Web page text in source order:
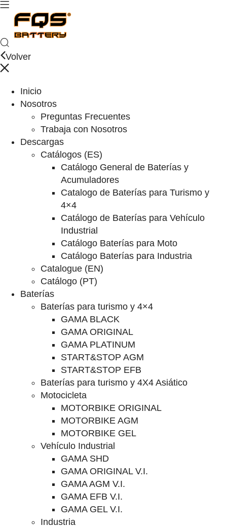
Volver
Inicio
Nosotros
Preguntas Frecuentes
Trabaja con Nosotros
Descargas
Catálogos (ES)
Catálogo General de Baterías y
Acumuladores
Catalogo de Baterías para Turismo y
4×4
Catálogo de Baterías para Vehículo
Industrial
Catálogo Baterías para Moto
Catálogo Baterías para Industria
Catalogue (EN)
Catálogo (PT)
Baterías
Baterías para turismo y 4×4
GAMA BLACK
GAMA ORIGINAL
GAMA PLATINUM
START&STOP AGM
START&STOP EFB
Baterías para turismo y 4X4 Asiático
Motocicleta
MOTORBIKE ORIGINAL
MOTORBIKE AGM
MOTORBIKE GEL
Vehículo Industrial
GAMA SHD
GAMA ORIGINAL V.I.
GAMA AGM V.I.
GAMA EFB V.I.
GAMA GEL V.I.
Industria